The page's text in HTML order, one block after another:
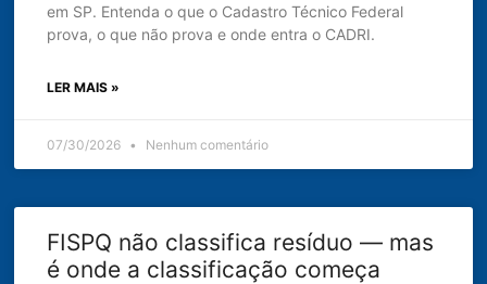
em SP. Entenda o que o Cadastro Técnico Federal
prova, o que não prova e onde entra o CADRI.
LER MAIS »
07/30/2026 Nenhum comentário
FISPQ não classifica resíduo — mas
é onde a classificação começa